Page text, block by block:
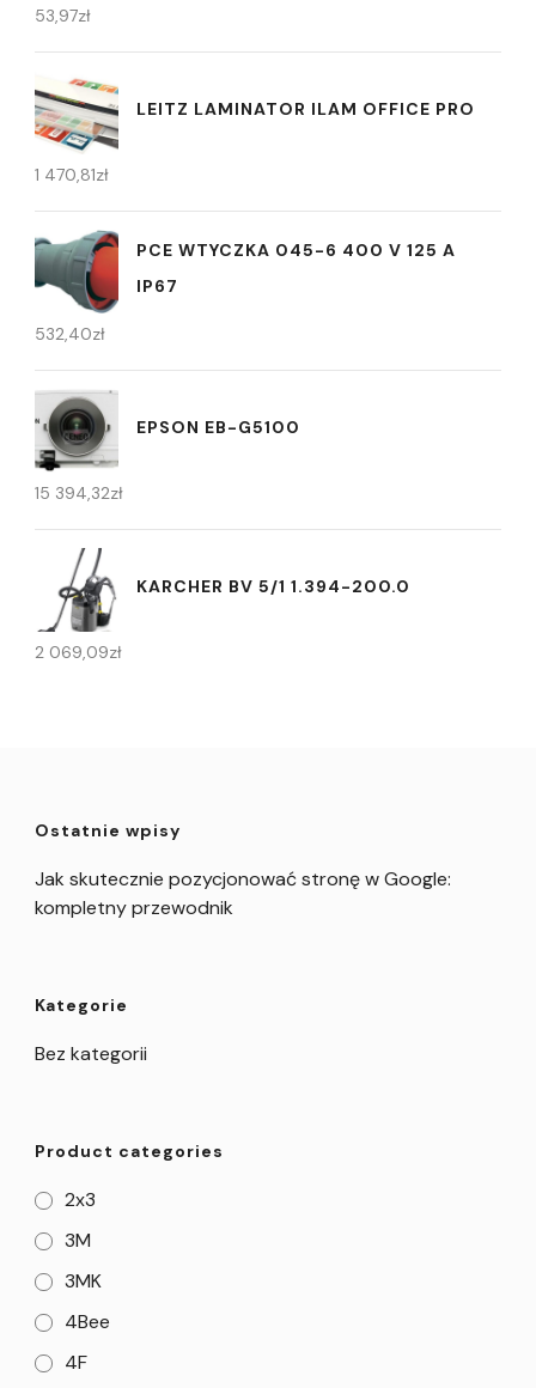
53,97zł
LEITZ LAMINATOR ILAM OFFICE PRO
1 470,81zł
PCE WTYCZKA 045-6 400 V 125 A
IP67
532,40zł
EPSON EB-G5100
15 394,32zł
KARCHER BV 5/1 1.394-200.0
2 069,09zł
Ostatnie wpisy
Jak skutecznie pozycjonować stronę w Google:
kompletny przewodnik
Kategorie
Bez kategorii
Product categories
2x3
3M
3MK
4Bee
4F